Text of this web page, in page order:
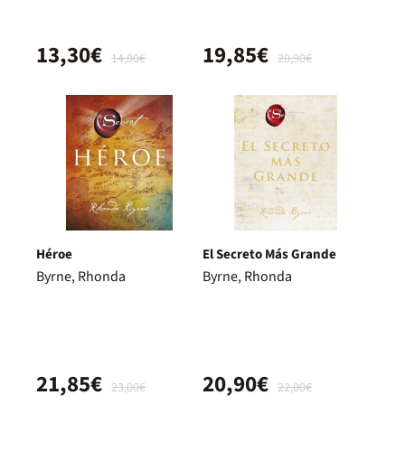
14,00€
13,30€ 20,90€
19,85€
Héroe
Byrne, Rhonda
23,00€
21,85€
El Secreto Más Grande
Byrne, Rhonda
22,00€
20,90€